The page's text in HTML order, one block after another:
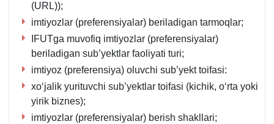
(URL));
imtiyozlar (preferensiyalar) beriladigan tarmoqlar;
IFUTga muvofiq imtiyozlar (preferensiyalar)
beriladigan sub’yektlar faoliyati turi;
imtiyoz (preferensiya) oluvchi sub’yekt toifasi:
хoʻjalik yurituvchi sub’yektlar toifasi (kichik, oʻrta yoki
yirik biznes);
imtiyozlar (preferensiyalar) berish shakllari;